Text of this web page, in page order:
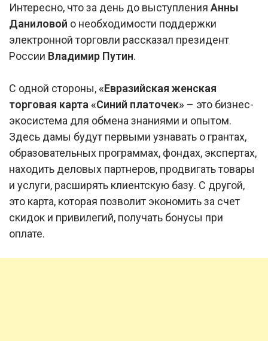
Интересно, что за день до выступления Анны
Даниловой о необходимости поддержки
электронной торговли рассказал президент
России Владимир Путин.
С одной стороны,«Евразийская женская
торговая карта «Синий платочек» – это бизнес-
экосистема для обмена знаниями и опытом.
Здесь дамы будут первыми узнавать о грантах,
образовательных программах, фондах, экспертах,
находить деловых партнеров, продвигать товары
и услуги, расширять клиентскую базу. С другой,
это карта, которая позволит экономить за счет
скидок и привилегий, получать бонусы при
оплате.